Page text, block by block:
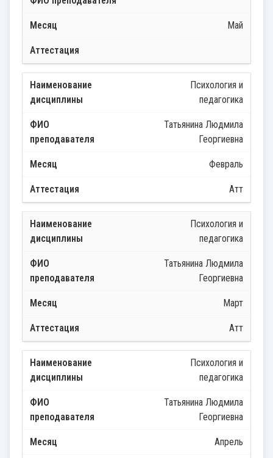
Май
Психология и
педагогика
Татьянина Людмила
Георгиевна
Февраль
Атт
Психология и
педагогика
Татьянина Людмила
Георгиевна
Март
Атт
Психология и
педагогика
Татьянина Людмила
Георгиевна
Апрель